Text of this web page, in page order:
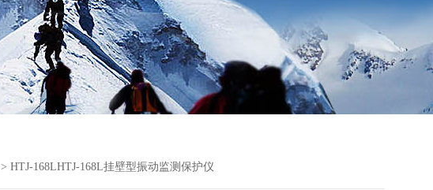
> HTJ-168LHTJ-168L挂壁型振动监测保护仪